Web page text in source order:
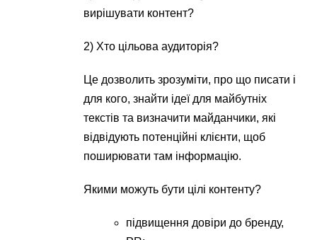
вирішувати контент?
2) Хто цільова аудиторія?
Це дозволить зрозуміти, про що писати і
для кого, знайти ідеї для майбутніх
текстів та визначити майданчики, які
відвідують потенційні клієнти, щоб
поширювати там інформацію.
Якими можуть бути цілі контенту?
підвищення довіри до бренду,